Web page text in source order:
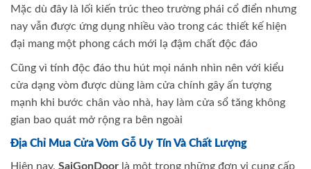
Mặc dù đây là lối kiến trúc theo trường phái cổ điển nhưng
nay vẫn được ứng dụng nhiều vào trong các thiết kế hiện
đại mang một phong cách mới lạ đậm chất độc đáo
Cũng vì tính độc đáo thu hút mọi nánh nhìn nên với kiểu
cửa dạng vòm được dùng làm cửa chính gây ấn tượng
mạnh khi bước chân vào nhà, hay làm cửa sổ tăng không
gian bao quát mở rộng ra bên ngoài
Địa Chỉ Mua Cửa Vòm Gỗ Uy Tín Và Chất Lượng
Hiện nay, SaiGonDoor là một trong những đơn vị cung cấp